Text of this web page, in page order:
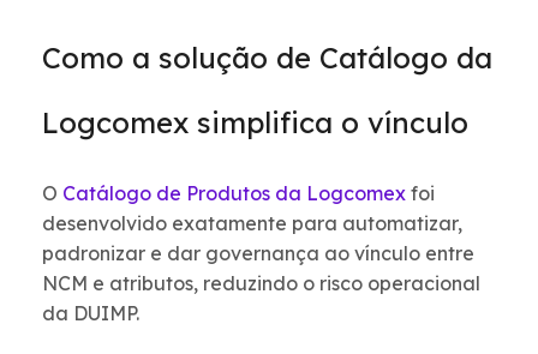
Como a solução de Catálogo da
Logcomex simplifica o vínculo
O Catálogo de Produtos da Logcomex foi
desenvolvido exatamente para automatizar,
padronizar e dar governança ao vínculo entre
NCM e atributos, reduzindo o risco operacional
da DUIMP.